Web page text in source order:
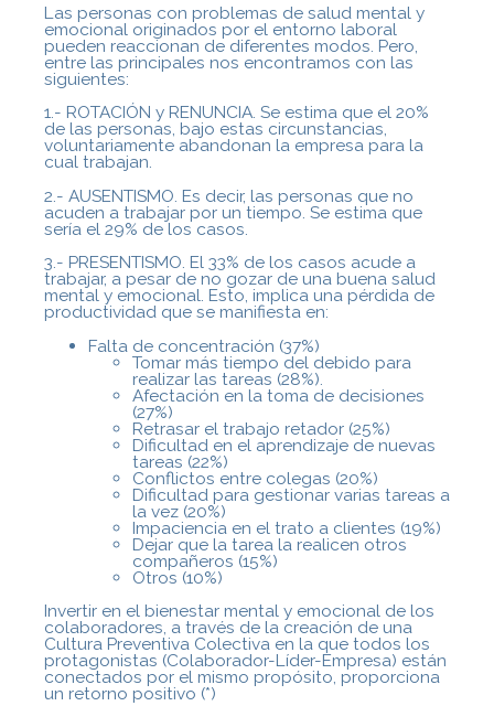
Las personas con problemas de salud mental y
emocional originados por el entorno laboral
pueden reaccionan de diferentes modos. Pero,
entre las principales nos encontramos con las
siguientes:
1.- ROTACIÓN y RENUNCIA. Se estima que el 20%
de las personas, bajo estas circunstancias,
voluntariamente abandonan la empresa para la
cual trabajan.
2.- AUSENTISMO. Es decir, las personas que no
acuden a trabajar por un tiempo. Se estima que
sería el 29% de los casos.
3.- PRESENTISMO. El 33% de los casos acude a
trabajar, a pesar de no gozar de una buena salud
mental y emocional. Esto, implica una pérdida de
productividad que se manifiesta en:
Falta de concentración (37%)
Tomar más tiempo del debido para
realizar las tareas (28%).
Afectación en la toma de decisiones
(27%)
Retrasar el trabajo retador (25%)
Dificultad en el aprendizaje de nuevas
tareas (22%)
Conflictos entre colegas (20%)
Dificultad para gestionar varias tareas a
la vez (20%)
Impaciencia en el trato a clientes (19%)
Dejar que la tarea la realicen otros
compañeros (15%)
Otros (10%)
Invertir en el bienestar mental y emocional de los
colaboradores, a través de la creación de una
Cultura Preventiva Colectiva en la que todos los
protagonistas (Colaborador-Líder-Empresa) están
conectados por el mismo propósito, proporciona
un retorno positivo (*)